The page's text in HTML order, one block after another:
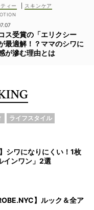
ィー スキンケア
ス受賞の「エリクシー
最適解！？ママのシワに
が滲む理由とは
ライフスタイル
シワになりにくい！1枚
インワン」2選
】ルック＆全ア